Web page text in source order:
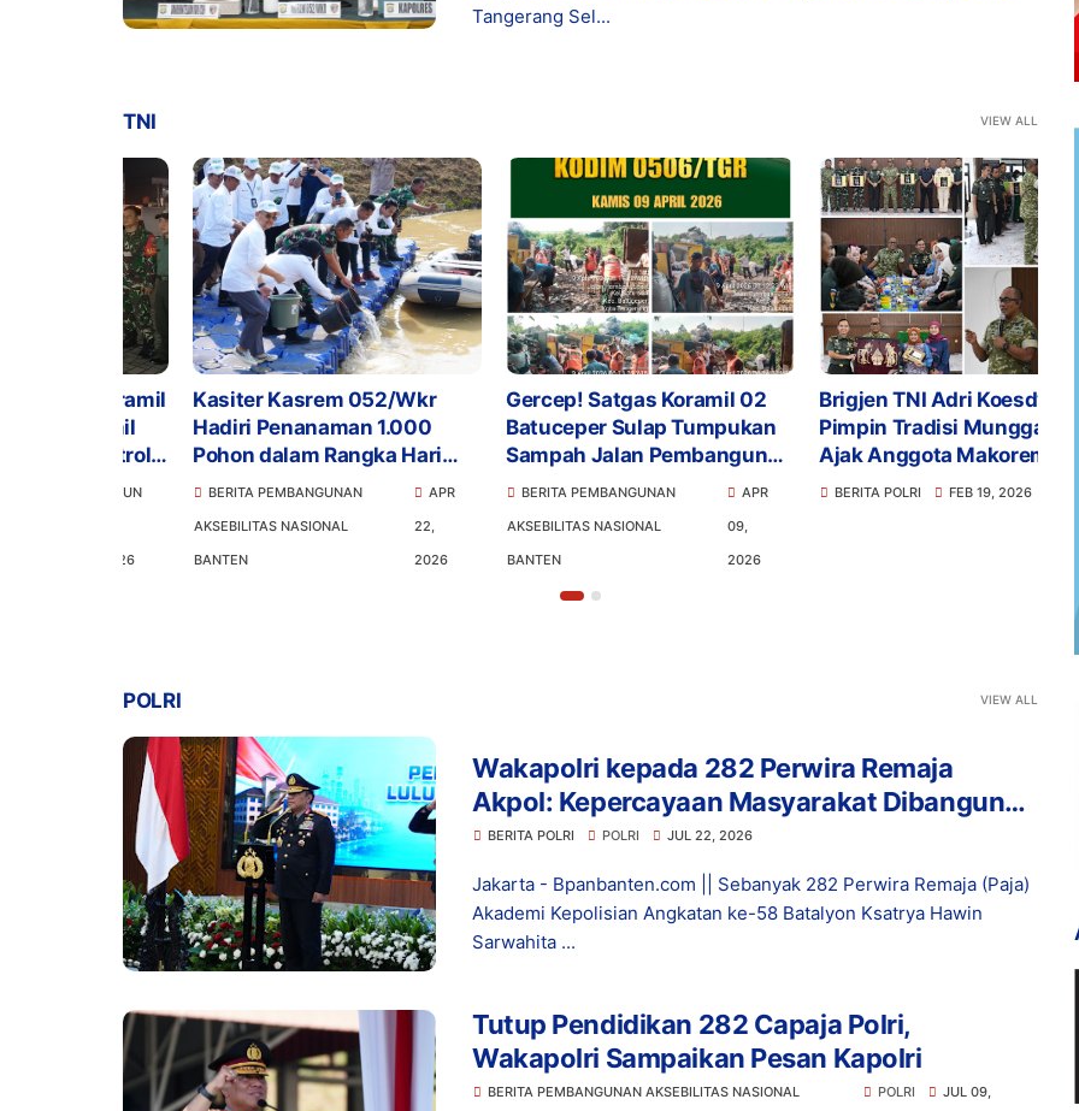
Tangerang Sel...
TNI VIEW ALL
Kasiter Kasrem 052/Wkr
Hadiri Penanaman 1.000
Pohon dalam Rangka Hari
Bumi 2026
BERITA PEMBANGUNAN
AKSEBILITAS NASIONAL
BANTEN
APR
22,
Gercep! Satgas Koramil 02
Batuceper Sulap Tumpukan
Sampah Jalan Pembangunan
Jadi Kinclong
BERITA PEMBANGUNAN
AKSEBILITAS NASIONAL
BANTEN
APR
09,
Brigjen TNI Adri Koesdyanto
Pimpin Tradisi Munggahan
Ajak Anggota Makorem
044/Gapo Sambut
BERITA POLRI FEB 19, 2026
POLRI VIEW ALL
Wakapolri kepada 282 Perwira Remaja
Akpol: Kepercayaan Masyarakat Dibangun
dari Integritas
BERITA POLRI POLRI JUL 22, 2026
Jakarta - Bpanbanten.com || Sebanyak 282 Perwira Remaja (Paja)
Akademi Kepolisian Angkatan ke-58 Batalyon Ksatrya Hawin
Sarwahita ...
Tutup Pendidikan 282 Capaja Polri,
Wakapolri Sampaikan Pesan Kapolri
BERITA PEMBANGUNAN AKSEBILITAS NASIONAL
POLRI
JUL 09,